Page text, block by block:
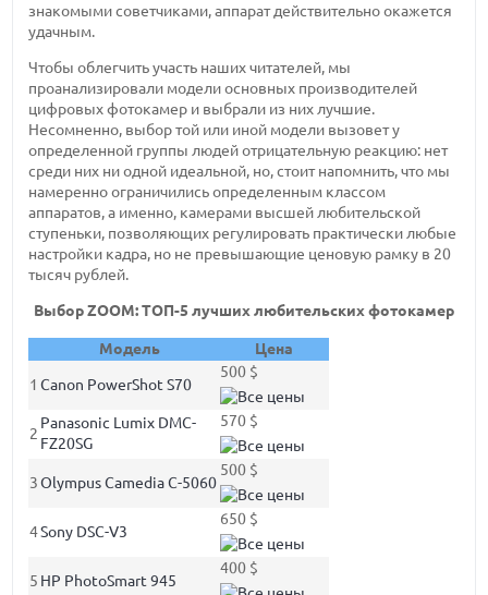
знакомыми советчиками, аппарат действительно окажется
удачным.
Чтобы облегчить участь наших читателей, мы
проанализировали модели основных производителей
цифровых фотокамер и выбрали из них лучшие.
Несомненно, выбор той или иной модели вызовет у
определенной группы людей отрицательную реакцию: нет
среди них ни одной идеальной, но, стоит напомнить, что мы
намеренно ограничились определенным классом
аппаратов, а именно, камерами высшей любительской
ступеньки, позволяющих регулировать практически любые
настройки кадра, но не превышающие ценовую рамку в 20
тысяч рублей.
Выбор ZOOM: ТОП-5 лучших любительских фотокамер
Модель Цена
1 Canon PowerShot S70
500 $
2
Panasonic Lumix DMC-
FZ20SG
570 $
3 Olympus Camedia C-5060
500 $
4Sony DSC-V3
650 $
5 HP PhotoSmart 945
400 $